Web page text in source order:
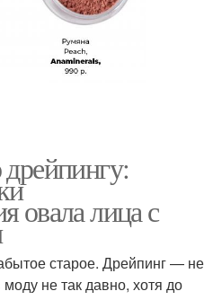
овала лица с
старое. Дрейпинг — не
не так давно, хотя до